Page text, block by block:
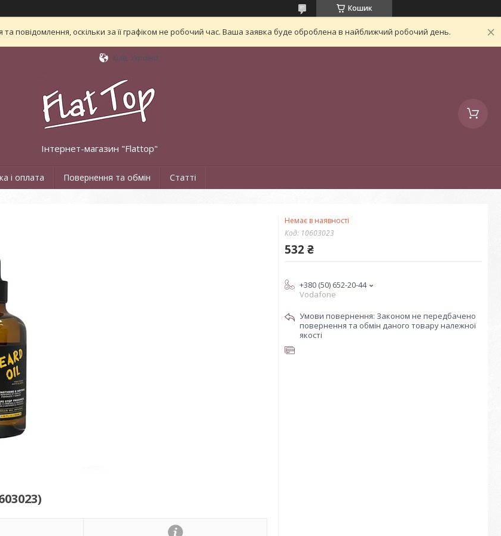
Кошик
повідомлення, оскільки за її графіком не робочий час. Ваша заявка буде оброблена в найближчий робочий день.
Київ, Україна
Інтернет-магазин "Flattop"
і оплата Повернення та обмін Статті
Немає в наявності
Код: 10603023
532 ₴
+380 (50) 652-20-44
Vodafone
Законом не передбачено
повернення та обмін даного товару належної
якості